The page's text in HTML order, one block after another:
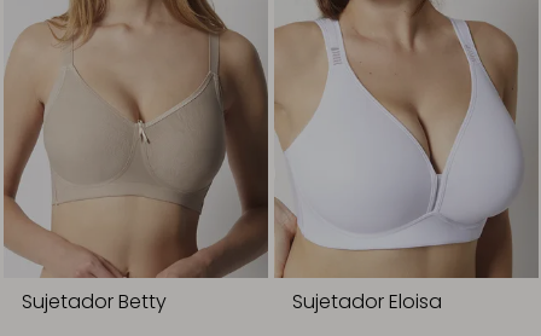
Sujetador Betty Sujetador Eloisa